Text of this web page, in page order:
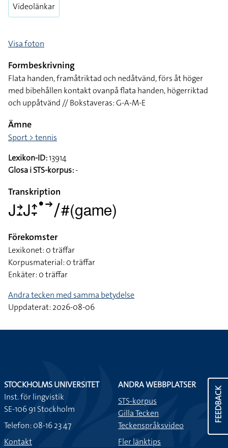
Videolänkar
Visa foton
Formbeskrivning
Flata handen, framåtriktad och nedåtvänd, förs åt höger
med bibehållen kontakt ovanpå flata handen, högerriktad
och uppåtvänd // Bokstaveras: G-A-M-E
Ämne
Sport > tennis
Lexikon-ID:13914
Glosa i STS-korpus:-
Transkription
􌤢􌥔􌤸􌤢􌤴􌥙􌤟􌥣􌥠#(game)
Förekomster
Lexikonet: 0 träffar
Korpusmaterial: 0 träffar
Enkäter: 0 träffar
Andra tecken med samma betydelse
Uppdaterat: 2026-08-06
FEEDBACK
STOCKHOLMS UNIVERSITET
Inst. för lingvistik
SE-106 91 Stockholm
Telefon: 08-16 23 47
Kontakt
ANDRA WEBBPLATSER
STS-korpus
Gilla Tecken
Teckenspråksvideo
Fler länktips